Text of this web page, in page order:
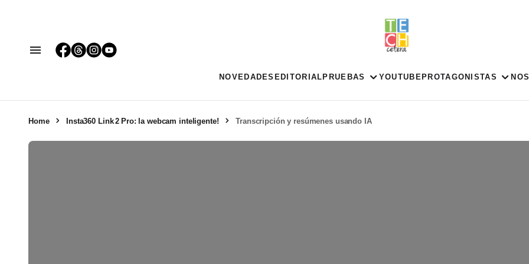
NOVEDADES EDITORIAL PRUEBAS YOUTUBE PROTAGONISTAS
Home Insta360 Link 2 Pro: la webcam inteligente! Transcripción y resúmenes usando IA